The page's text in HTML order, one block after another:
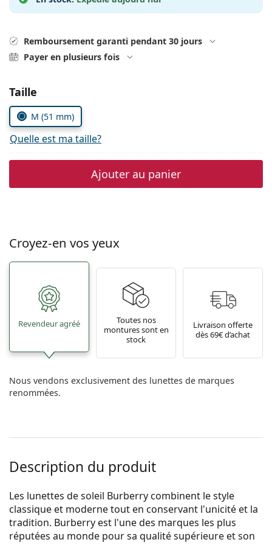
Marc Jacobs
Toutes les marques
Persol
Toutes les marques
Remboursement garanti pendant 30 jours
Payer en plusieurs fois
Choisissez les paramètres
Taille
M (51 mm)
Quelle est ma taille?
Ajouter au panier
Croyez-en vos yeux
Revendeur agréé
Toutes nos
montures sont en
stock
Livraison offerte
dès 69€ d’achat
Nous vendons exclusivement des lunettes de marques
renommées.
Description du produit
Les lunettes de soleil Burberry combinent le style
classique et moderne tout en conservant l'unicité et la
tradition. Burberry est l'une des marques les plus
réputées au monde pour sa qualité supérieure et son